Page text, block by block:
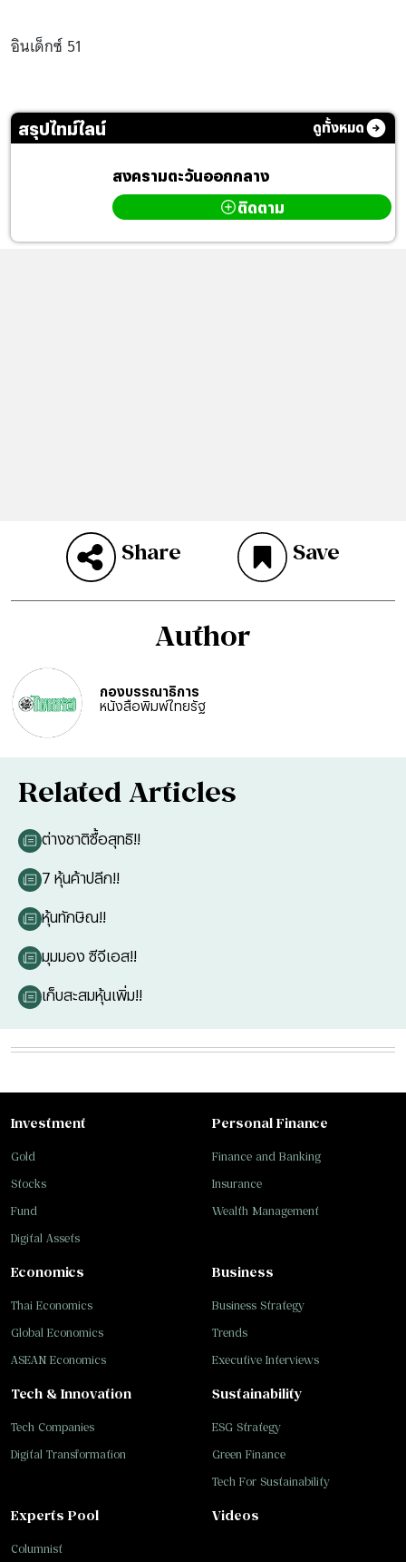
อินเด็กซ์ 51
สรุปไทม์ไลน์ ดูทั้งหมด
สงครามตะวันออกกลาง
ติดตาม
Share Save
Author
กองบรรณาธิการ
หนังสือพิมพ์ไทยรัฐ
Related Articles
ต่างชาติซื้อสุทธิ!!
7 หุ้นค้าปลีก!!
หุ้นทักษิณ!!
มุมมอง ซีจีเอส!!
เก็บสะสมหุ้นเพิ่ม!!
Investment
Gold
Stocks
Fund
Digital Assets
Personal Finance
Finance and Banking
Insurance
Wealth Management
Business
Business Strategy
Trends
Executive Interviews
Tech & Innovation
Tech Companies
Digital Transformation
Sustainability
ESG Strategy
Green Finance
Tech For Sustainability
Economics
Thai Economics
Global Economics
ASEAN Economics
Experts Pool
Columnist
Videos